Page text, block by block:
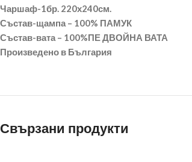
Чаршаф-1бр. 220х240см.
Състав-щампа – 100% ПАМУК
Състав-вата – 100%ПЕ ДВОЙНА ВАТА
Произведено в България
Свързани продукти